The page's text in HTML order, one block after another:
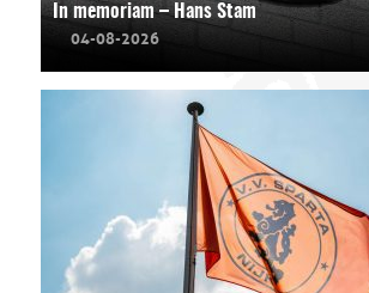
In memoriam – Hans Stam
04-08-2026